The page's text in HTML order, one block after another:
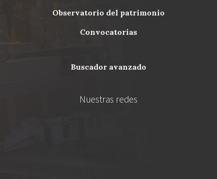
Menu observatorio del patrimonio
convocatorias
buscador avanzado
Nuestras redes